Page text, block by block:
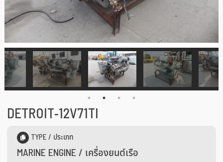
DETROIT-12V71TI
TYPE / ประเภท
MARINE ENGINE ​/ เครื่องยนต์เรือ